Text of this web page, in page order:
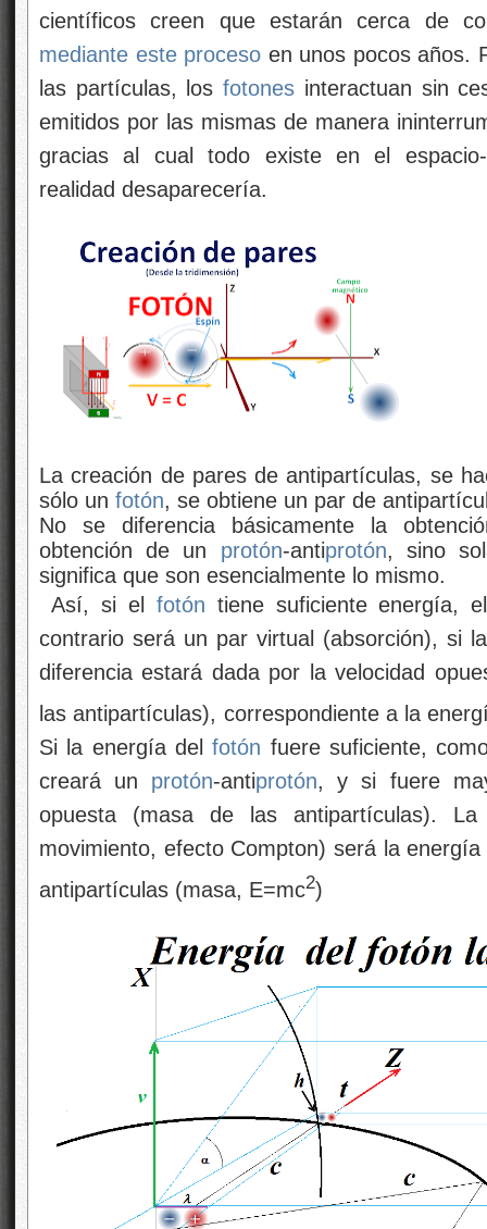
científicos creen que estarán cerca de
mediante este proceso en unos pocos años.
las partículas, losfotones interactuan sin
emitidos por las mismas de manera
gracias al cual todo existe en el
realidad desaparecería.
La creación de pares de antipartículas, se
sólo un fotón, se obtiene un par de
No se diferencia básicamente la
obtención de un protón-antiprotón, sino
significa que son esencialmente lo mismo.
Así, si el fotón tiene suficiente energía,
contrario será un par virtual (absorción), si
diferencia estará dada por la velocidad
las antipartículas), correspondiente a la
Si la energía delfotón fuere suficiente,
creará un protón-antiprotón, y si fuere
opuesta (masa de las antipartículas).
movimiento, efecto Compton) será la
antipartículas (masa, E=mc2)